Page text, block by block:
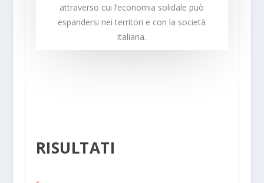
attraverso cui l’economia solidale può
espandersi nei territori e con la società
italiana.
RISULTATI